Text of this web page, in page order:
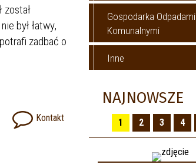
został
był łatwy,
zadbać o
Kontakt
Gospodarka Odpadami
Komunalnymi
Inne
NAJNOWSZE
1 2 3 4